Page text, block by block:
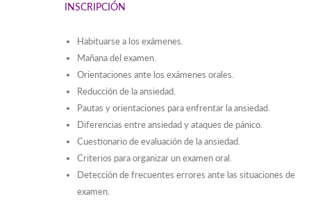
INSCRIPCIÓN
Habituarse a los exámenes.
Mañana del examen.
Orientaciones ante los exámenes orales.
Reducción de la ansiedad.
Pautas y orientaciones para enfrentar la ansiedad.
Diferencias entre ansiedad y ataques de pánico.
Cuestionario de evaluación de la ansiedad.
Criterios para organizar un examen oral.
Detección de frecuentes errores ante las situaciones de
examen.